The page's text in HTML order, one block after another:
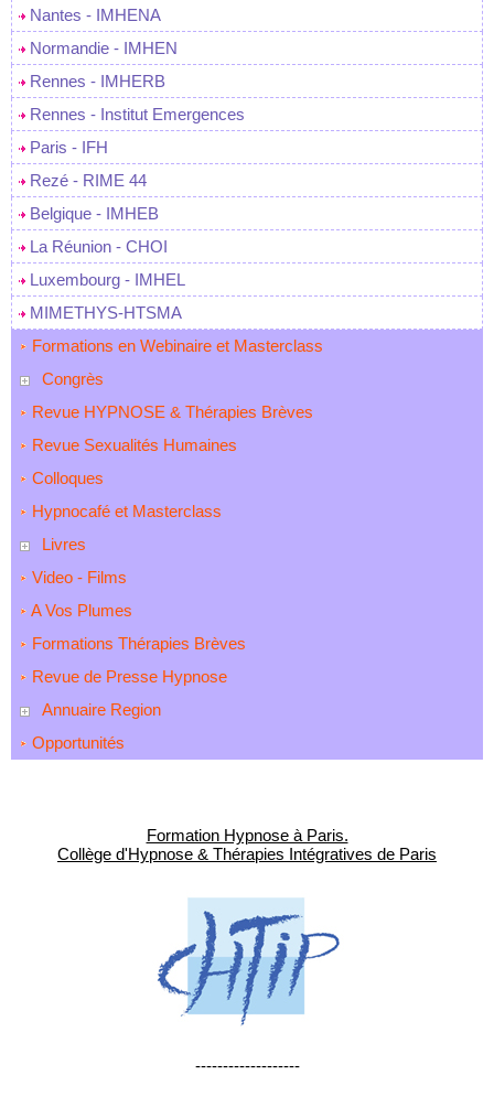
Nantes - IMHENA
Normandie - IMHEN
Rennes - IMHERB
Rennes - Institut Emergences
Paris - IFH
Rezé - RIME 44
Belgique - IMHEB
La Réunion - CHOI
Luxembourg - IMHEL
MIMETHYS-HTSMA
Formations en Webinaire et Masterclass
Congrès
Revue HYPNOSE & Thérapies Brèves
Revue Sexualités Humaines
Colloques
Hypnocafé et Masterclass
Livres
Video - Films
A Vos Plumes
Formations Thérapies Brèves
Revue de Presse Hypnose
Annuaire Region
Opportunités
Formation Hypnose à Paris.
Collège d'Hypnose & Thérapies Intégratives de Paris
-------------------